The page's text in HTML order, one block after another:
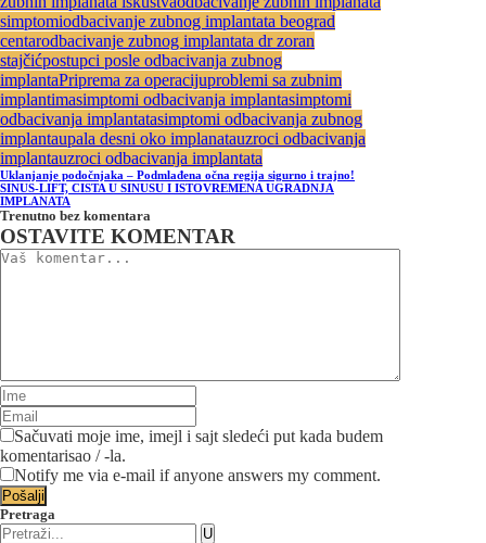
simptomiodbacivanje zubnog implantata beograd
centarodbacivanje zubnog implantata dr zoran
stajčićpostupci posle odbacivanja zubnog
implantaPriprema za operacijuproblemi sa zubnim
implantimasimptomi odbacivanja implantasimptomi
odbacivanja implantatasimptomi odbacivanja zubnog
implantaupala desni oko implanatauzroci odbacivanja
implantauzroci odbacivanja implantata
Uklanjanje podočnjaka – Podmlađena očna regija sigurno i trajno!
SINUS-LIFT, CISTA U SINUSU I ISTOVREMENA UGRADNJA
IMPLANATA
Trenutno bez komentara
OSTAVITE KOMENTAR
Sačuvati moje ime, imejl i sajt sledeći put kada budem
komentarisao / -la.
Notify me via e-mail if anyone answers my comment.
Pretraga